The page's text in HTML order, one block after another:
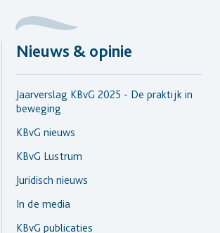
Nieuws & opinie
Jaarverslag KBvG 2025 - De praktijk in
beweging
KBvG nieuws
KBvG Lustrum
Juridisch nieuws
In de media
KBvG publicaties